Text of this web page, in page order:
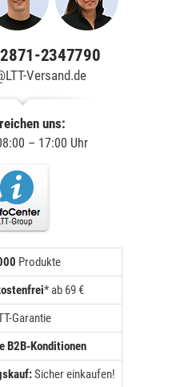
2347790
Versand.de
uns:
– 17:00 Uhr
Produkte
* ab 69 €
Garantie
B2B-Konditionen
Sicher einkaufen!